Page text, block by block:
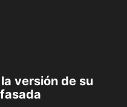
versión de su